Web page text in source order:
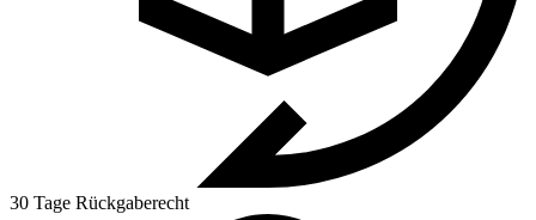
30 Tage Rückgaberecht